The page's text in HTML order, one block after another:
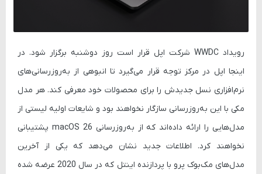
رویداد WWDC شرکت اپل قرار است روز دوشنبه برگزار شود. در
اینجا اپل در مرکز توجه قرار می‌گیرد تا انبوهی از به‌روزرسانی‌های
نرم‌افزاری نسل جدیدش را برای محصولات خود معرفی کند. هر مدل
مکی با این به‌روزرسانی سازگار نخواهند بود و شایعات اولیه لیستی از
مدل‌هایی را ارائه داده‌اند که از به‌روزرسانی macOS 26 پشتیبانی
نخواهند کرد. اطلاعات جدید نشان می‌دهد که یکی از آخرین
مدل‌های مک‌بوک پرو با پردازنده اینتل که در سال 2020 عرضه شده